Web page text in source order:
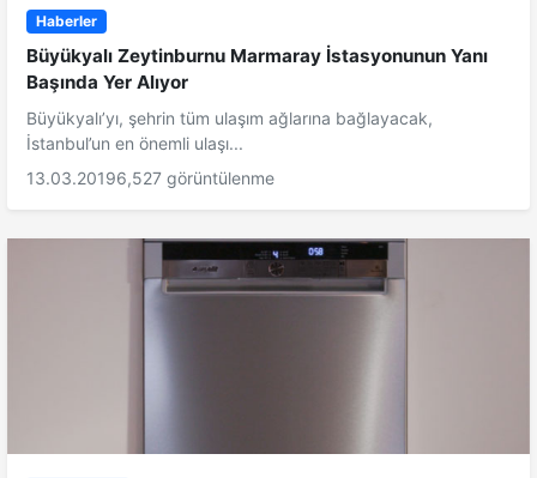
Haberler
Büyükyalı Zeytinburnu Marmaray İstasyonunun Yanı
Başında Yer Alıyor
Büyükyalı’yı, şehrin tüm ulaşım ağlarına bağlayacak,
İstanbul’un en önemli ulaşı...
13.03.20196,527 görüntülenme